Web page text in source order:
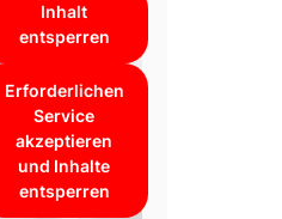
Inhalt
entsperren
Erforderlichen
Service
akzeptieren
und Inhalte
entsperren